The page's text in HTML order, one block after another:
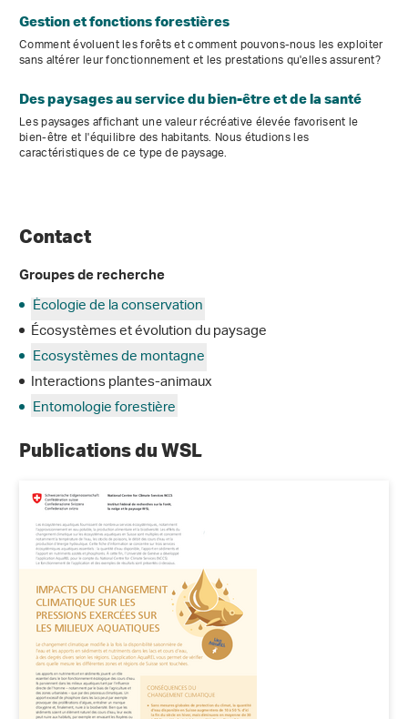
Gestion et fonctions forestières
Comment évoluent les forêts et comment pouvons-nous les exploiter
sans altérer leur fonctionnement et les prestations qu'elles assurent?
Des paysages au service du bien-être et de la santé
Les paysages affichant une valeur récréative élevée favorisent le
bien-être et l'équilibre des habitants. Nous étudions les
caractéristiques de ce type de paysage.
Contact
Groupes de recherche
Écologie de la conservation
Écosystèmes et évolution du paysage
Ecosystèmes de montagne
Interactions plantes-animaux
Entomologie forestière
Publications du WSL